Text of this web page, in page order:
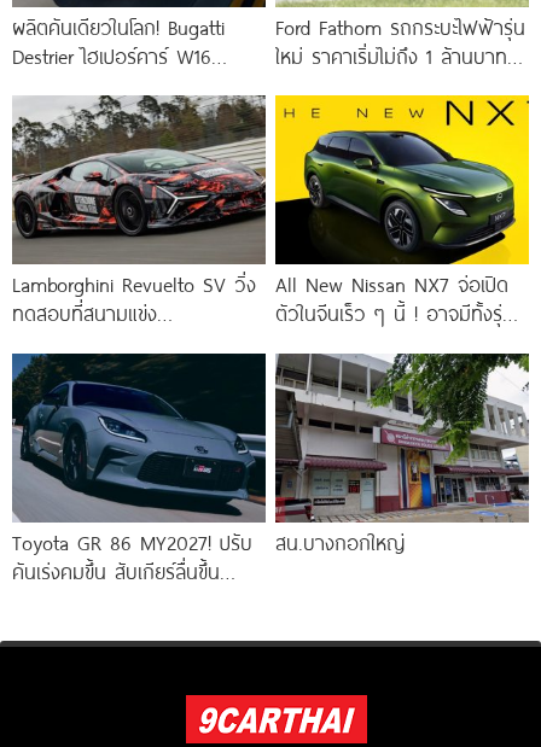
ผลิตคันเดียวในโลก! Bugatti
Destrier ไฮเปอร์คาร์ W16
จากรถแข่ง Bugatti
Ford Fathom รถกระบะไฟฟ้ารุ่น
ใหม่ ราคาเริ่มไม่ถึง 1 ล้านบาท !
Lamborghini Revuelto SV วิ่ง
ทดสอบที่สนามแข่ง
จริง 14 สิงหาคมนี้ ! เร็วกว่า
All New Nissan NX7 จ่อเปิด
ตัวในจีนเร็ว ๆ นี้ ! อาจมีทั้งรุ่น
Toyota GR 86 MY2027! ปรับ
คันเร่งคมขึ้น สับเกียร์ลื่นขึ้น
สน.บางกอกใหญ่